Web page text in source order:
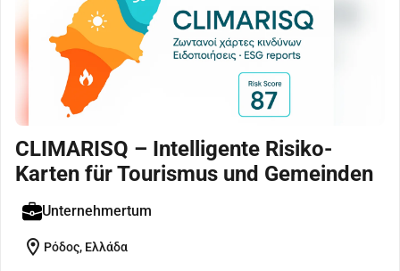
CLIMARISQ – Intelligente Risiko-
Karten für Tourismus und Gemeinden
Unternehmertum
location_on Ρόδος, Ελλάδα